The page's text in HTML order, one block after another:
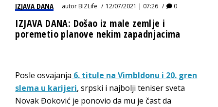
IZJAVA DANA autorBIZLife 12/07/2021 | 07:26 0
IZJAVA DANA: Došao iz male zemlje i
poremetio planove nekim zapadnjacima
Posle osvajanja 6. titule na Vimbldonu i 20. gren
slema u karijeri, srpski i najbolji teniser sveta
Novak Đoković je ponovio da mu je čast da